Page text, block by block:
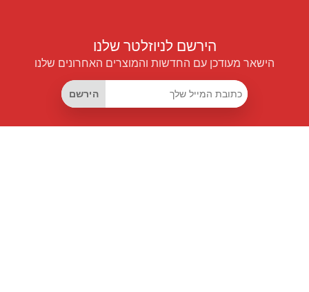
הירשם לניוזלטר שלנו
הישאר מעודכן עם החדשות והמוצרים האחרונים שלנו
הירשם